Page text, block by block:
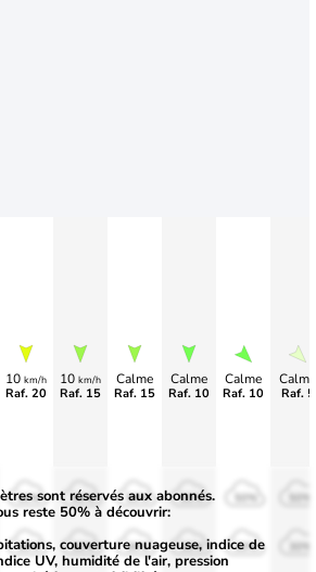
10 km/h
Raf. 20
10 km/h
Raf. 15
Calme
Raf. 15
Calme
Raf. 10
Calme
Raf. 10
Calme
Raf. 5
50%
30%
50%
30%
50%
30%
50%
30%
50%
30%
sont réservés aux abonnés.
reste 50% à découvrir:
couverture nuageuse, indice de
UV, humidité de l'air, pression